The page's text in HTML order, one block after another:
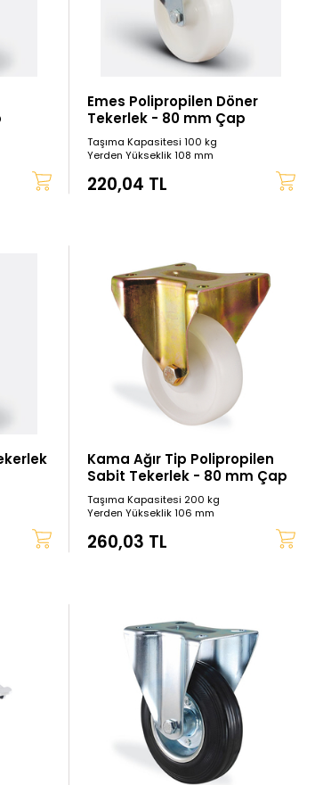
Emes Polipropilen Döner
Tekerlek - 80 mm Çap
Taşıma Kapasitesi 100 kg
Yerden Yükseklik 108 mm
220,04 TL
Kama Ağır Tip Polipropilen
Sabit Tekerlek - 80 mm Çap
Taşıma Kapasitesi 200 kg
Yerden Yükseklik 106 mm
260,03 TL